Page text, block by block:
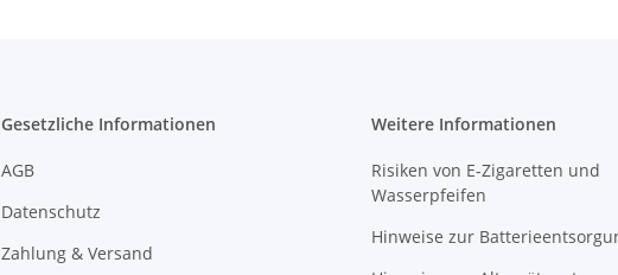
Gesetzliche Informationen
AGB
Datenschutz
Zahlung & Versand
Weitere Informationen
Risiken von E-Zigaretten und
Wasserpfeifen
Hinweise zur